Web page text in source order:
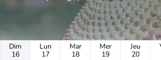
Dim
16
Lun
17
Mar
18
Mer
19
Jeu
20